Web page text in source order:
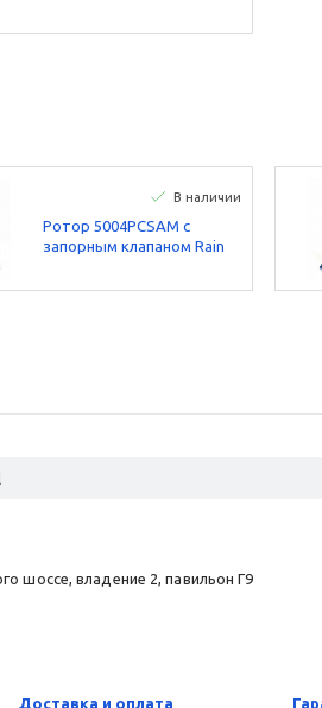
В наличии
Ротор 5004PCSAM с
запорным клапаном Rain
шоссе, владение 2, павильон Г9
Доставка и оплата